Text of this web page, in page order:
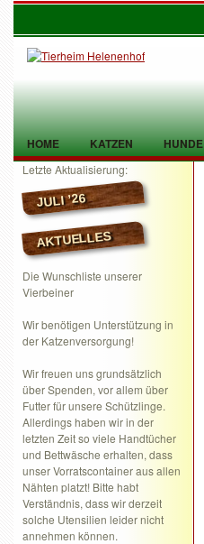
HOME KATZEN HUNDE
TIER GEFUNDEN KONTAKT
Letzte Aktualisierung:
JULI ’26
AKTUELLES
Die Wunschliste unserer
Vierbeiner
Wir benötigen Unterstützung in
der Katzenversorgung!
Wir freuen uns grundsätzlich
über Spenden, vor allem über
Futter für unsere Schützlinge.
Allerdings haben wir in der
letzten Zeit so viele Handtücher
und Bettwäsche erhalten, dass
unser Vorratscontainer aus allen
Nähten platzt! Bitte habt
Verständnis, dass wir derzeit
solche Utensilien leider nicht
annehmen können.